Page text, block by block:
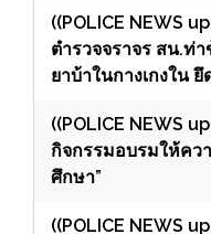
((POLICE NEWS
ตำรวจจราจร สน.ท่
ยาบ้าในกางเกงใน ยึ
((POLICE NEWS
กิจกรรมอบรมให้คว
ศึกษา”
((POLICE NEWS